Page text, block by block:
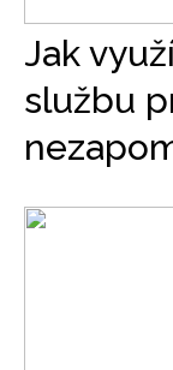
Jak
službu